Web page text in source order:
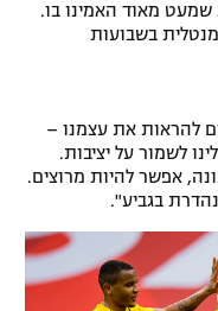
מאוד האמינו בו.
בשבועות
להראות את עצמנו –
לשמור על יציבות.
אפשר להיות מרוצים.
בגביע".